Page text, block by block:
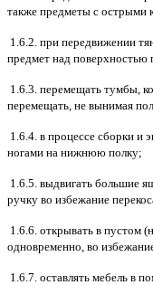
также предметы с острыми
1.6.2. при передвижении
предмет над поверхностью
1.6.3. перемещать тумбы,
перемещать, не вынимая
1.6.4. в процессе сборки и
ногами на нижнюю полку;
1.6.5. выдвигать большие
ручку во избежание
1.6.6. открывать в пустом
одновременно, во
1.6.7. оставлять мебель в